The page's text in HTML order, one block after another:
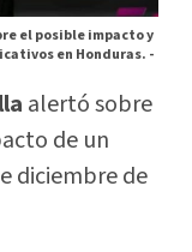
el posible impacto y
en Honduras. -
alertó sobre
de un
diciembre de